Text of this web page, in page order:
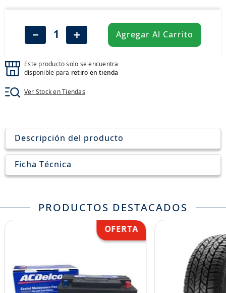
＋
－ Agregar Al Carrito
Este producto solo se encuentra
disponible para retiro en tienda
Ver Stock en Tiendas
Descripción del producto
Ficha Técnica
PRODUCTOS DESTACADOS
255
neumáticos 235